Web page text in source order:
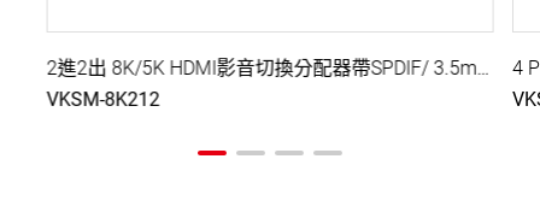
2進2出 8K/5K HDMI影音切換分配器帶SPDIF/ 3.5mm音訊融合與影音分離, EDID管理, eARC設置, 遠端序列控制
VKSM-8K212
4